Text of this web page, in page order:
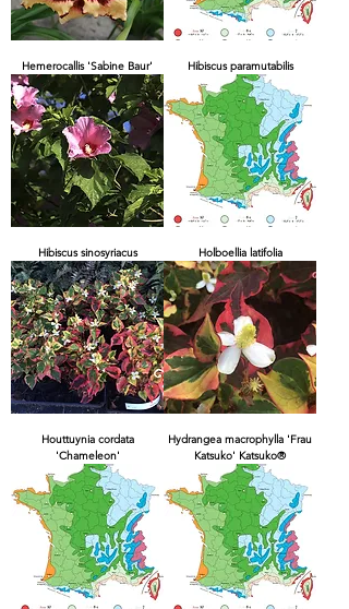
Hemerocallis 'Sabine Baur' Hibiscus paramutabilis
Hibiscus sinosyriacus Holboellia latifolia
Houttuynia cordata
'Chameleon'
Hydrangea macrophylla 'Frau
Katsuko' Katsuko®